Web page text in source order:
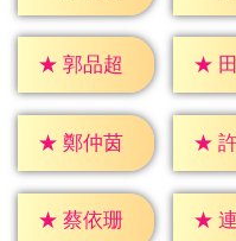
★ 郭品超 ★
★ 鄭仲茵 ★
★ 蔡依珊 ★